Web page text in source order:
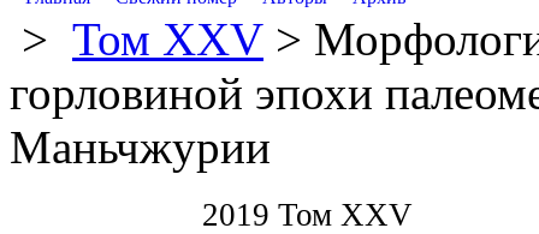
> Том XXV >
горловиной эпохи
Маньчжурии
2019 Том XXV